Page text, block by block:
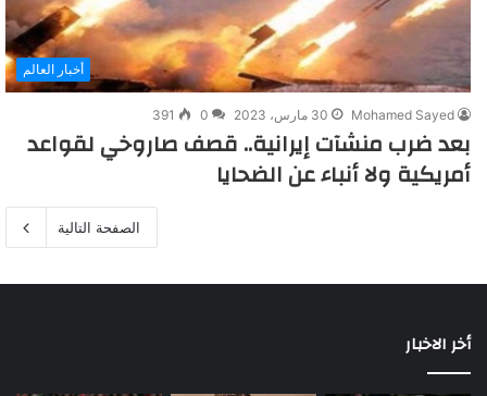
أخبار العالم
Mohamed Sayed 30 مارس، 2023 0
391
بعد ضرب منشآت إيرانية.. قصف صاروخي لقواعد
أمريكية ولا أنباء عن الضحايا
الصفحة التالية
أخر الاخبار